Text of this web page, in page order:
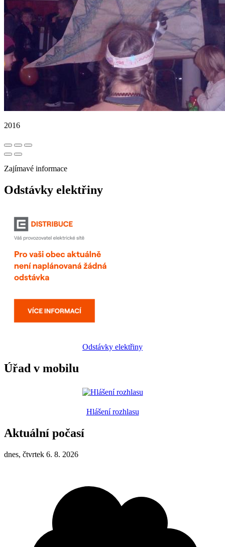
2016
Zajímavé informace
Odstávky elektřiny
Odstávky elektřiny
Úřad v mobilu
Hlášení rozhlasu
Aktuální počasí
dnes, čtvrtek 6. 8. 2026